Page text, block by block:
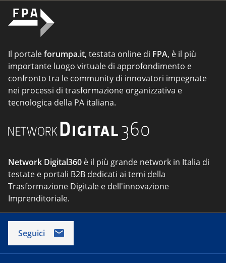
Il portaleforumpa.it, testata online di FPA, è il più
importante luogo virtuale di approfondimento e
confronto tra le community di innovatori impegnate
nei processi di trasformazione organizzativa e
tecnologica della PA italiana.
Network Digital360 è il più grande network in Italia di
testate e portali B2B dedicati ai temi della
Trasformazione Digitale e dell'innovazione
Imprenditoriale.
Seguici